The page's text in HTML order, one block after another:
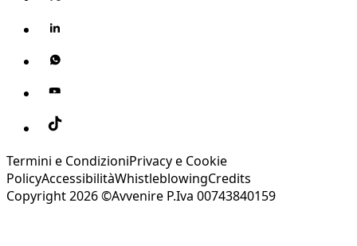
Termini e CondizioniPrivacy e Cookie
PolicyAccessibilitàWhistleblowingCredits
Copyright 2026 ©Avvenire P.Iva 00743840159